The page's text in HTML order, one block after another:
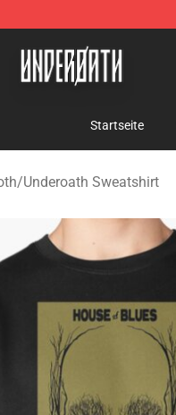
Underoath Merchandise
Startseite
/Underoath Sweatshirt